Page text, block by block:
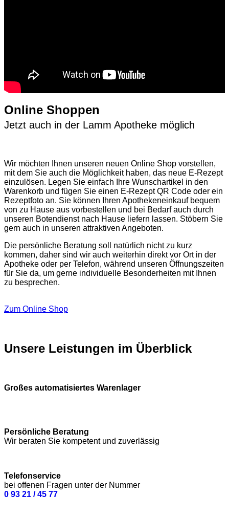
Online Shoppen
Jetzt auch in der Lamm Apotheke möglich
Wir möchten Ihnen unseren neuen Online Shop vorstellen,
mit dem Sie auch die Möglichkeit haben, das neue E-Rezept
einzulösen. Legen Sie einfach Ihre Wunschartikel in den
Warenkorb und fügen Sie einen E-Rezept QR Code oder ein
Rezeptfoto an. Sie können Ihren Apothekeneinkauf bequem
von zu Hause aus vorbestellen und bei Bedarf auch durch
unseren Botendienst nach Hause liefern lassen. Stöbern Sie
gern auch in unseren attraktiven Angeboten.
Die persönliche Beratung soll natürlich nicht zu kurz
kommen, daher sind wir auch weiterhin direkt vor Ort in der
Apotheke oder per Telefon, während unseren Öffnungszeiten
für Sie da, um gerne individuelle Besonderheiten mit Ihnen
zu besprechen.
Zum Online Shop
Unsere Leistungen im Überblick
Großes automatisiertes Warenlager
Persönliche Beratung
Wir beraten Sie kompetent und zuverlässig
Telefonservice
bei offenen Fragen unter der Nummer
0 93 21 / 45 77